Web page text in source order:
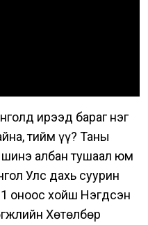
ирээд бараг нэг
тийм үү? Таны
шинэ албан тушаал юм
Улс дахь суурин
оноос хойш Нэгдсэн
Хөтөлбөр